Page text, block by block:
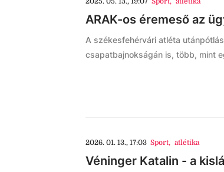
ARAK-os éremeső az
A székesfehérvári atléta
csapatbajnokságán is, több, mint
2026. 01. 13., 17:03 Sport, atlétika
Véninger Katalin - a